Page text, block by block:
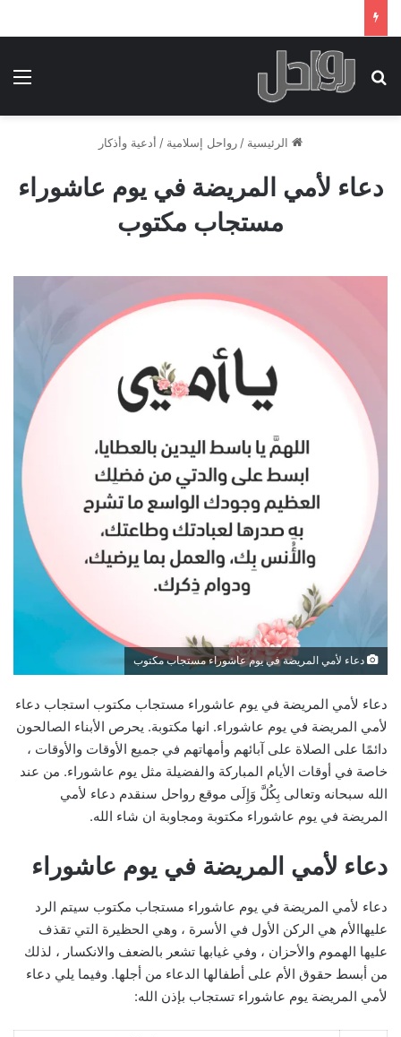
بحث عن
الرئيسية / رواحل إسلامية / أدعية وأذكار
دعاء لأمي المريضة في يوم عاشوراء
مستجاب مكتوب
دعاء لأمي المريضة في يوم عاشوراء مستجاب مكتوب
دعاء لأمي المريضة في يوم عاشوراء مستجاب مكتوب استجاب دعاء
لأمي المريضة في يوم عاشوراء. انها مكتوبة. يحرص الأبناء الصالحون
دائمًا على الصلاة على آبائهم وأمهاتهم في جميع الأوقات والأوقات ،
خاصة في أوقات الأيام المباركة والفضيلة مثل يوم عاشوراء. من عند
الله سبحانه وتعالى بِكُلَّ وَإِلَى موقع رواحل سنقدم دعاء لأمي
المريضة في يوم عاشوراء مكتوبة ومجاوبة ان شاء الله.
دعاء لأمي المريضة في يوم عاشوراء
دعاء لأمي المريضة في يوم عاشوراء مستجاب مكتوب سيتم الرد
عليهاالأم هي الركن الأول في الأسرة ، وهي الحظيرة التي تقذف
عليها الهموم والأحزان ، وفي غيابها تشعر بالضعف والانكسار ، لذلك
من أبسط حقوق الأم على أطفالها الدعاء من أجلها. وفيما يلي دعاء
لأمي المريضة يوم عاشوراء تستجاب بإذن الله: